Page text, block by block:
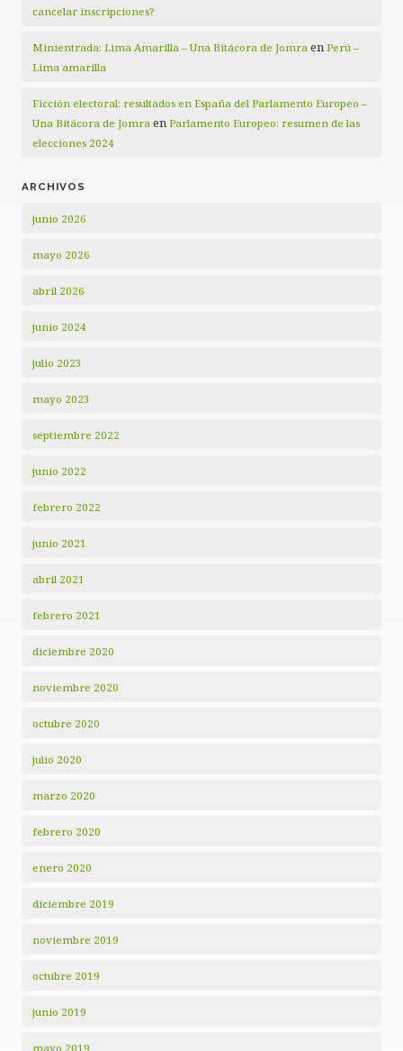
cancelar inscripciones?
Minientrada: Lima Amarilla – Una Bitácora de Jomra en Perú –
Lima amarilla
Ficción electoral: resultados en España del Parlamento Europeo –
Una Bitácora de Jomra en Parlamento Europeo: resumen de las
elecciones 2024
ARCHIVOS
junio 2026
mayo 2026
abril 2026
junio 2024
julio 2023
mayo 2023
septiembre 2022
junio 2022
febrero 2022
junio 2021
abril 2021
febrero 2021
diciembre 2020
noviembre 2020
octubre 2020
julio 2020
marzo 2020
febrero 2020
enero 2020
diciembre 2019
noviembre 2019
octubre 2019
junio 2019
mayo 2019